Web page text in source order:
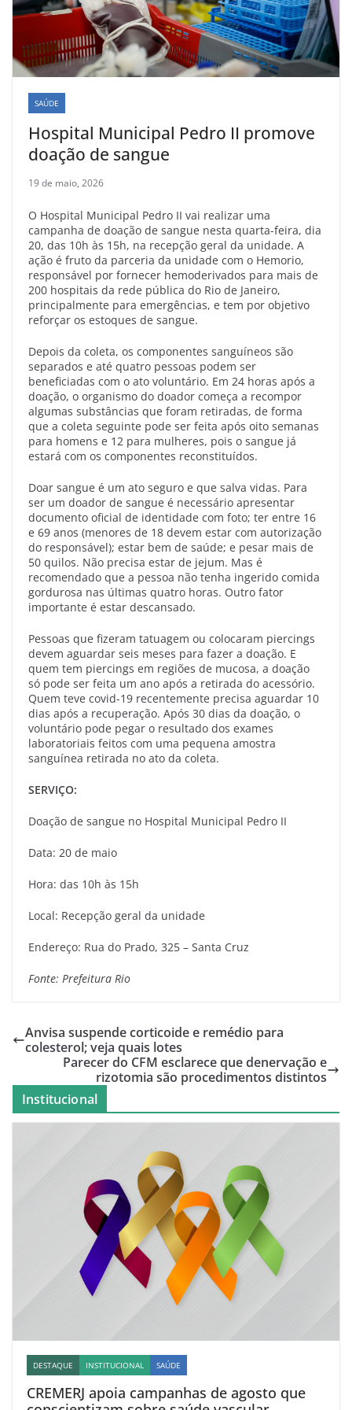
SAÚDE
Hospital Municipal Pedro II promove
doação de sangue
19 de maio, 2026
O Hospital Municipal Pedro II vai realizar uma
campanha de doação de sangue nesta quarta-feira, dia
20, das 10h às 15h, na recepção geral da unidade. A
ação é fruto da parceria da unidade com o Hemorio,
responsável por fornecer hemoderivados para mais de
200 hospitais da rede pública do Rio de Janeiro,
principalmente para emergências, e tem por objetivo
reforçar os estoques de sangue.
Depois da coleta, os componentes sanguíneos são
separados e até quatro pessoas podem ser
beneficiadas com o ato voluntário. Em 24 horas após a
doação, o organismo do doador começa a recompor
algumas substâncias que foram retiradas, de forma
que a coleta seguinte pode ser feita após oito semanas
para homens e 12 para mulheres, pois o sangue já
estará com os componentes reconstituídos.
Doar sangue é um ato seguro e que salva vidas. Para
ser um doador de sangue é necessário apresentar
documento oficial de identidade com foto; ter entre 16
e 69 anos (menores de 18 devem estar com autorização
do responsável); estar bem de saúde; e pesar mais de
50 quilos. Não precisa estar de jejum. Mas é
recomendado que a pessoa não tenha ingerido comida
gordurosa nas últimas quatro horas. Outro fator
importante é estar descansado.
Pessoas que fizeram tatuagem ou colocaram piercings
devem aguardar seis meses para fazer a doação. E
quem tem piercings em regiões de mucosa, a doação
só pode ser feita um ano após a retirada do acessório.
Quem teve covid-19 recentemente precisa aguardar 10
dias após a recuperação. Após 30 dias da doação, o
voluntário pode pegar o resultado dos exames
laboratoriais feitos com uma pequena amostra
sanguínea retirada no ato da coleta.
SERVIÇO:
Doação de sangue no Hospital Municipal Pedro II
Data: 20 de maio
Hora: das 10h às 15h
Local: Recepção geral da unidade
Endereço: Rua do Prado, 325 – Santa Cruz
Fonte: Prefeitura Rio
Anvisa suspende corticoide e remédio para
colesterol; veja quais lotes
Parecer do CFM esclarece que denervação e
rizotomia são procedimentos distintos
Institucional
DESTAQUE INSTITUCIONAL SAÚDE
CREMERJ apoia campanhas de agosto que